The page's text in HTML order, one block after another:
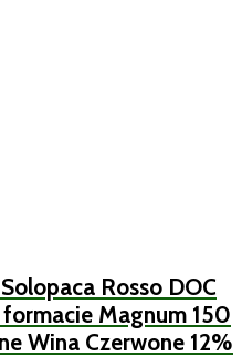
Rosso DOC
Magnum 150
Wina Czerwone 12%